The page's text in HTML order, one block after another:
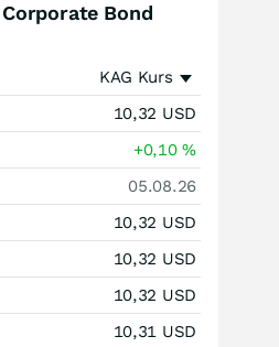
Bond
KAG Kurs
10,32 USD
+0,10%
05.08.26
10,32 USD
10,32 USD
10,32 USD
10,31 USD